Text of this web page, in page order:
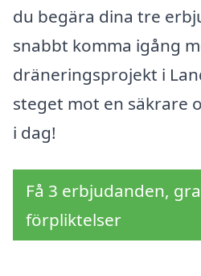
du begära dina tre
snabbt komma igång
dräneringsprojekt i
steget mot en säkrare
i dag!
Få 3 erbjudanden,
förpliktelser